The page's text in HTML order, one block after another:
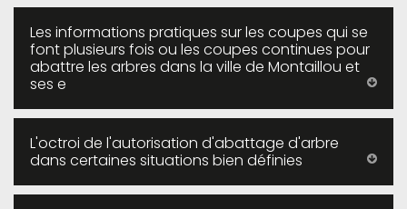
Les informations pratiques sur les coupes qui se
font plusieurs fois ou les coupes continues pour
abattre les arbres dans la ville de Montaillou et
ses e
L'octroi de l'autorisation d'abattage d'arbre
dans certaines situations bien définies